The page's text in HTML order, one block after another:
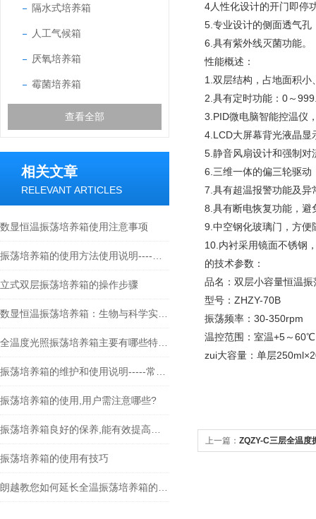
隔水式培养箱
人工气候箱
厌氧培养箱
霉菌培养箱
查看全部
相关文章
RELEVANT ARTICLES
数显恒温振荡培养箱使用注意事项
立式双层振荡培养箱的操作步骤
振荡培养箱的使用,用户需注意哪些?
振荡培养箱的使用有技巧
4人性化设计的开门即停
5.专业设计的侧面透气孔
6.具有紫外线灭菌功能。
性能概述：
1.双层结构，占地面积小
2.具有定时功能：0～
3.PID微电脑智能控温仪
4.LCD大屏幕背光液晶显
5.静音风扇设计和强制对
6.三维一体的偏三轮驱动
7.具有超温报警功能及异
8.具有断电恢复功能，避
9.中空钢化玻璃门，方便
10.内衬采用镜面不锈钢
的技术参数：
品名：双层小容量恒温振
型号： ZHZY-70B
振荡频率： 30-350rpm
温控范围： 室温+5～60℃
zui大容量： 单层
上一篇： ZQZY-C三层全温度